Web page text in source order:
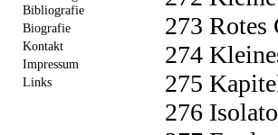
273 Rotes
274
275
276
Bibliografie
Biografie
Kontakt
Impressum
Links